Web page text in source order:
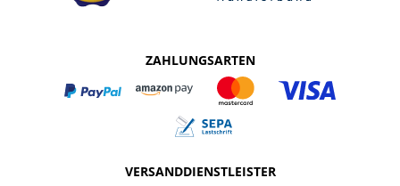
ZAHLUNGSARTEN
VERSANDDIENSTLEISTER